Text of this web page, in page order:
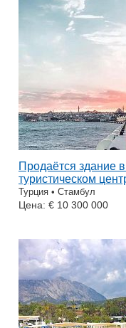
Продаётся здание
туристическом
Турция • Стамбул
Цена: € 10 300 000